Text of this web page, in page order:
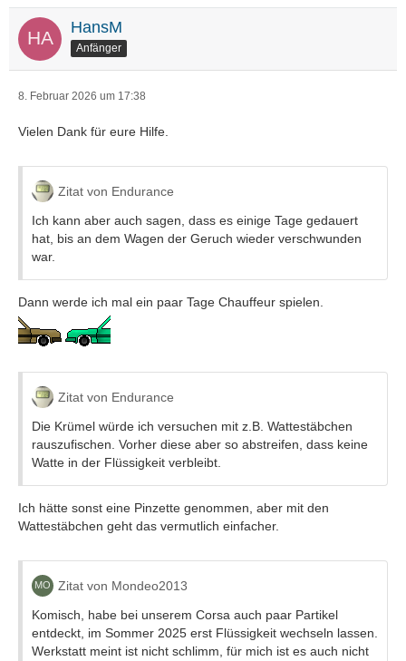
HansM
Anfänger
8. Februar 2026 um 17:38
Vielen Dank für eure Hilfe.
Zitat von Endurance
Ich kann aber auch sagen, dass es einige Tage gedauert
hat, bis an dem Wagen der Geruch wieder verschwunden
war.
Dann werde ich mal ein paar Tage Chauffeur spielen.
Zitat von Endurance
Die Krümel würde ich versuchen mit z.B. Wattestäbchen
rauszufischen. Vorher diese aber so abstreifen, dass keine
Watte in der Flüssigkeit verbleibt.
Ich hätte sonst eine Pinzette genommen, aber mit den
Wattestäbchen geht das vermutlich einfacher.
Zitat von Mondeo2013
Komisch, habe bei unserem Corsa auch paar Partikel
entdeckt, im Sommer 2025 erst Flüssigkeit wechseln lassen.
Werkstatt meint ist nicht schlimm, für mich ist es auch nicht